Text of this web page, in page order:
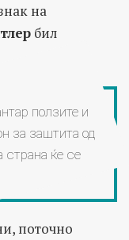
на
бил
ползите и
за заштита од
страна ќе се
поточно